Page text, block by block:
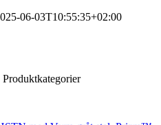
06-03T10:55:35+02:00
Produktkategorier